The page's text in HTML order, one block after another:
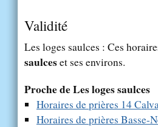
Validité
Les loges saulces : Ces
saulceset ses environs.
Proche de Les loges saulces
Horaires de prières 14
Horaires de prières Basse-